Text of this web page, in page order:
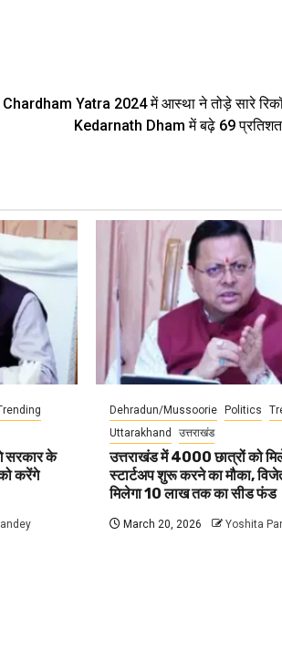
Chardham Yatra 2024 में आस्था ने तोड़े सारे
Kedarnath Dham में बढ़े 69 प्रतिशत
सरकार के
करेंगे
Dehradun/Mussoorie Politics
Uttarakhand
उत्तराखंड
उत्तराखंड में 4000 छात्रों को
स्टार्टअप शुरू करने का मौका,
मिलेगा 10 लाख तक का सीड फंड
March 20, 2026 Yoshita